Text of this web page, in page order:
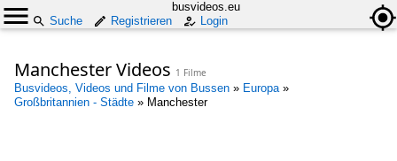
busvideos.eu
Suche
Registrieren Login
Manchester Videos 1 Filme
Busvideos, Videos und Filme von Bussen » Europa»
Großbritannien - Städte » Manchester